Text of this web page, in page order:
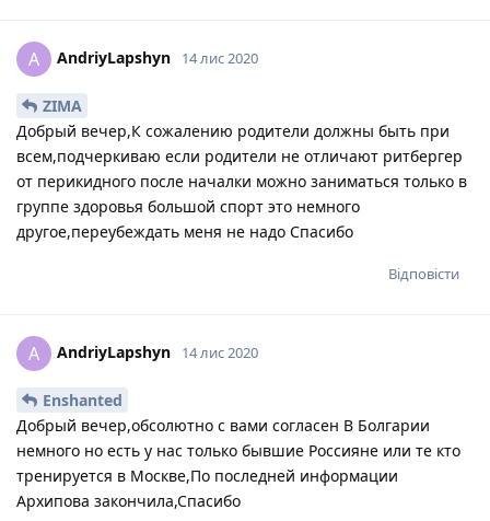
A AndriyLapshyn 14 лис 2020
ZIMA
Добрый вечер,К сожалению родители должны быть при
всем,подчеркиваю если родители не отличают ритбергер
от перикидного после началки можно заниматься только в
группе здоровья большой спорт это немного
другое,переубеждать меня не надо Спасибо
Відповісти
A AndriyLapshyn 14 лис 2020
Enshanted
Добрый вечер,обсолютно с вами согласен В Болгарии
немного но есть у нас только бывшие Россияне или те кто
тренируется в Москве,По последней информации
Архипова закончила,Спасибо